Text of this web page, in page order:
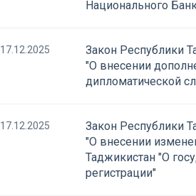
Национального
17.12.2025
Закон Республики
"О внесении
дипломатической
17.12.2025
Закон Республики
"О внесении
Таджикистан "О
регистрации"